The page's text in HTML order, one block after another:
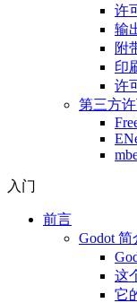
许
输
附
印
许
第三方
入门
前言
Godot 简
这
它